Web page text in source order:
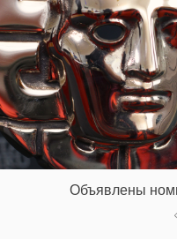
EN
UA
Объявлены